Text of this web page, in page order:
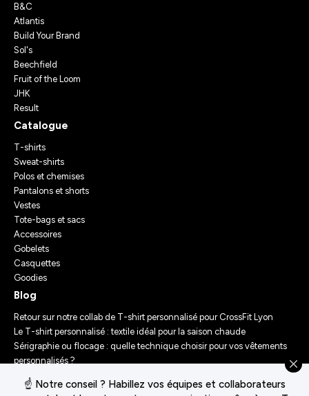
☝️ Notre conseil ? Habillez vos équipes et collaborateurs
B&C
Atlantis
Build Your Brand
Sol's
Beechfield
Fruit of the Loom
JHK
Result
Catalogue
T-shirts
Sweat-shirts
Polos et chemises
Pantalons et shorts
Vestes
Tote-bags et sacs
Accessoires
Gobelets
Casquettes
Goodies
Blog
Retour sur notre collab de T-shirt personnalisé pour CrossFit Lyon
Le T-shirt personnalisé : textile idéal pour la saison chaude
Sérigraphie ou flocage : quelle technique choisir pour vos vêtements
personnalisés ?
Le Festival Chasseur d’Orage : Un Merch Sur-Mesure pour un